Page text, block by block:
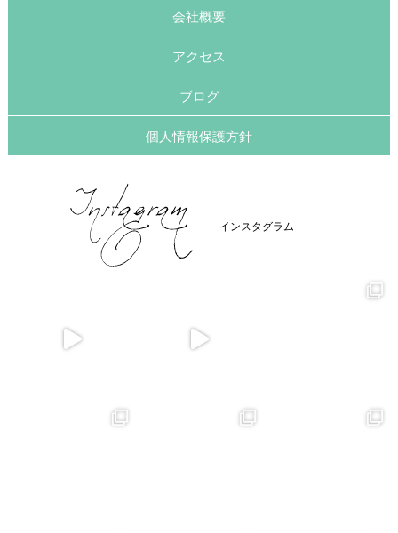
会社概要
アクセス
ブログ
個人情報保護方針
インスタグラム